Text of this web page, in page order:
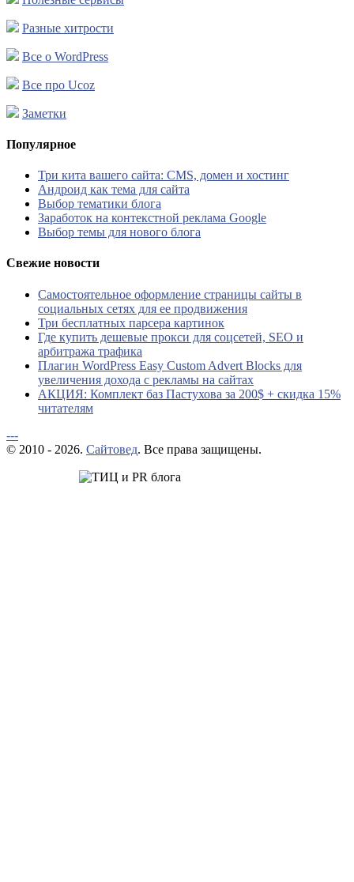
Разные хитрости
Все о WordPress
Все про Ucoz
Заметки
Популярное
Три кита вашего сайта: CMS, домен и хостинг
Андроид как тема для сайта
Выбор тематики блога
Заработок на контекстной реклама Google
Выбор темы для нового блога
Свежие новости
Самостоятельное оформление страницы сайты в
социальных сетях для ее продвижения
Три бесплатных парсера картинок
Где купить дешевые прокси для соцсетей, SEO и
арбитража трафика
Плагин WordPress Easy Custom Advert Blocks для
увеличения дохода с рекламы на сайтах
АКЦИЯ: Комплект баз Пастухова за 200$ + скидка 15%
читателям
---
© 2010 - 2026. Сайтовед. Все права защищены.